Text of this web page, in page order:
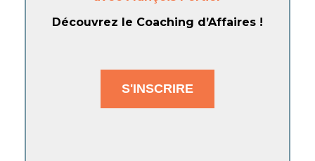
Découvrez le Coaching d’Affaires !
S'INSCRIRE